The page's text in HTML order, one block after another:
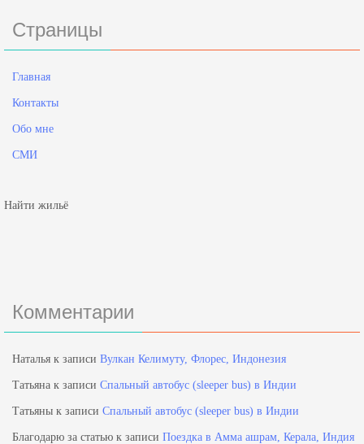
Страницы
Главная
Контакты
Обо мне
СМИ
Найти жильё
Комментарии
Наталья к записи Вулкан Келимуту, Флорес, Индонезия
Татьяна к записи Спальный автобус (sleeper bus) в Индии
Татьяны к записи Спальный автобус (sleeper bus) в Индии
Благодарю за статью к записи Поездка в Амма ашрам, Керала, Индия